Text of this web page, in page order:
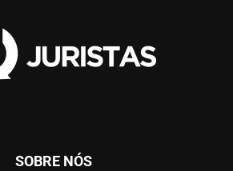
SOBRE NÓS